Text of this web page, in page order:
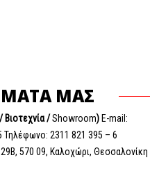
ΜΑΣ
/Showroom) E-mail:
Τηλέφωνο: 2311 821 395 – 6
570 09, Καλοχώρι, Θεσσαλονίκη